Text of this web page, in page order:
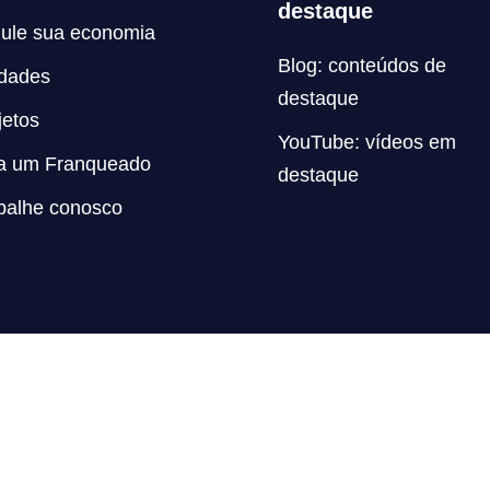
sua economia
um Franqueado
conosco
destaque
Blog: conteúdos de
destaque
YouTube: vídeos em
destaque